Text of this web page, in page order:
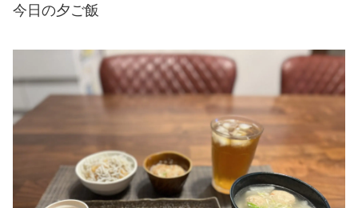
今日の夕ご飯